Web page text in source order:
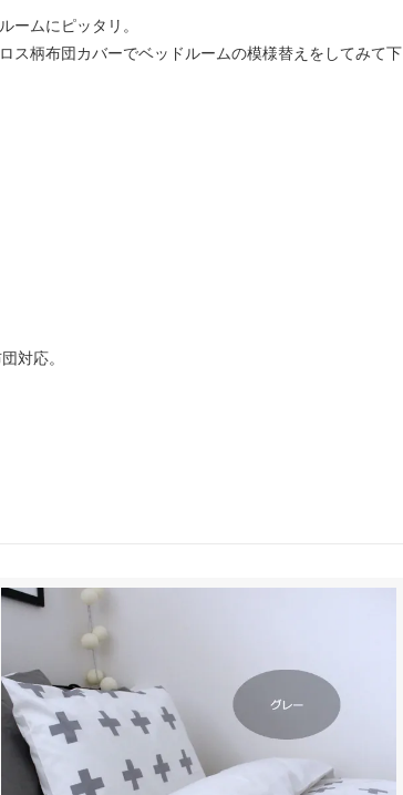
ームにピッタリ。
ス柄布団カバーでベッドルームの模様替えをしてみて下
対応。